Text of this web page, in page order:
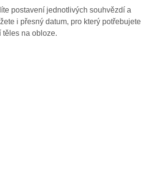
postavení jednotlivých souhvězdí a
i přesný datum, pro který potřebujete
těles na obloze.